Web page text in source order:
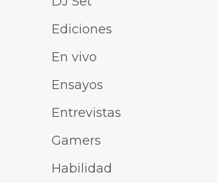
Ediciones
En vivo
Ensayos
Entrevistas
Gamers
Habilidad